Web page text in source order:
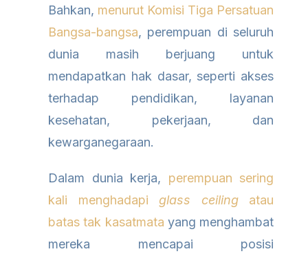
Bahkan, menurut Komisi Tiga Persatuan
Bangsa-bangsa, perempuan di seluruh
dunia masih berjuang untuk
mendapatkan hak dasar, seperti akses
terhadap pendidikan, layanan
kesehatan, pekerjaan, dan
kewarganegaraan.
Dalam dunia kerja, perempuan sering
kali menghadapi glass ceilingatau
batas tak kasatmata yang menghambat
mereka mencapai posisi